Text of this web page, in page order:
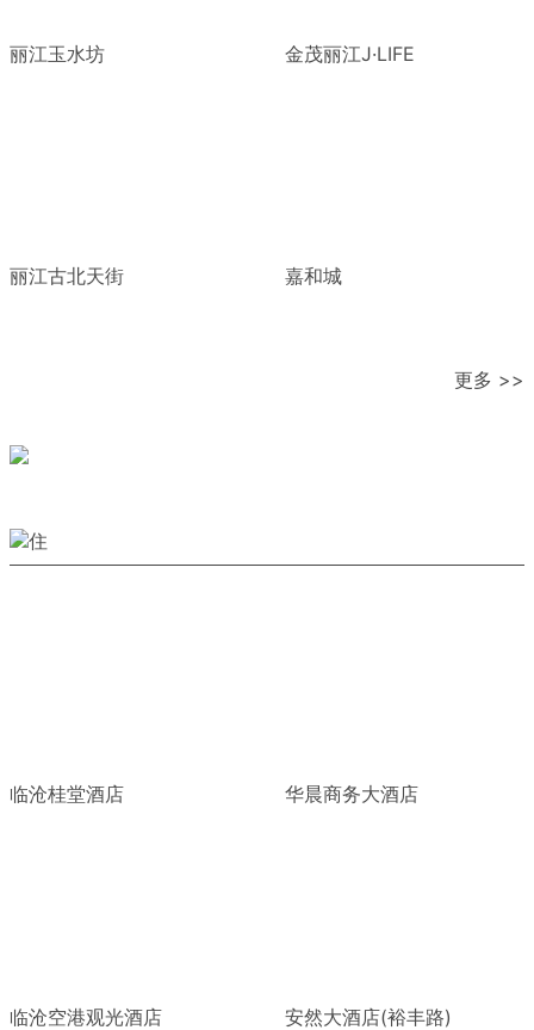
丽江玉水坊 金茂丽江J·LIFE
丽江古北天街 嘉和城
更多 >>
临沧桂堂酒店 华晨商务大酒店
临沧空港观光酒店 安然大酒店(裕丰路)